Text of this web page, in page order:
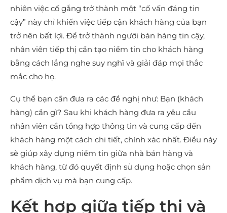
nhiên việc cố gắng trở thành một “cố vấn đáng tin
cậy” này chỉ khiến việc tiếp cận khách hàng của bạn
trở nên bất lợi. Để trở thành người bán hàng tin cậy,
nhân viên tiếp thị cần tạo niềm tin cho khách hàng
bằng cách lắng nghe suy nghĩ và giải đáp mọi thắc
mắc cho họ.
Cụ thể bạn cần đưa ra các đề nghị như: Bạn (khách
hàng) cần gì? Sau khi khách hàng đưa ra yêu cầu
nhân viên cần tổng hợp thông tin và cung cấp đến
khách hàng một cách chi tiết, chính xác nhất. Điều này
sẽ giúp xây dựng niềm tin giữa nhà bán hàng và
khách hàng, từ đó quyết định sử dụng hoặc chọn sản
phẩm dịch vụ mà bạn cung cấp.
Kết hợp giữa tiếp thị và